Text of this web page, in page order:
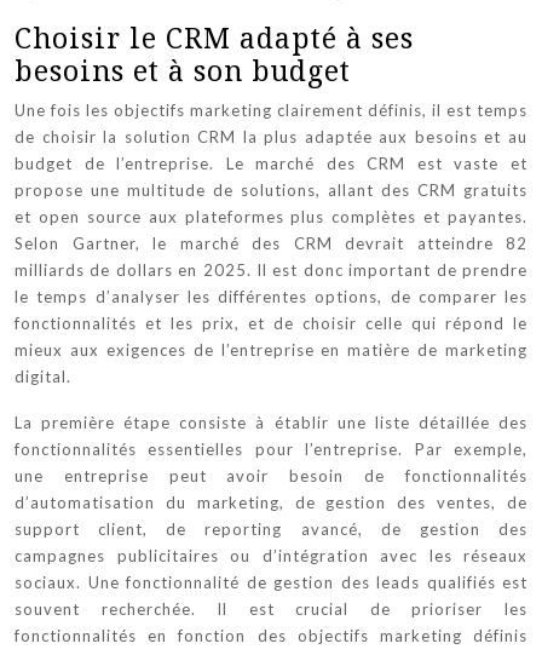
Choisir le CRM adapté à ses
besoins et à son budget
Une fois les objectifs marketing clairement définis, il est temps
de choisir la solution CRM la plus adaptée aux besoins et au
budget de l’entreprise. Le marché des CRM est vaste et
propose une multitude de solutions, allant des CRM gratuits
et open source aux plateformes plus complètes et payantes.
Selon Gartner, le marché des CRM devrait atteindre 82
milliards de dollars en 2025. Il est donc important de prendre
le temps d’analyser les différentes options, de comparer les
fonctionnalités et les prix, et de choisir celle qui répond le
mieux aux exigences de l’entreprise en matière de marketing
digital.
La première étape consiste à établir une liste détaillée des
fonctionnalités essentielles pour l’entreprise. Par exemple,
une entreprise peut avoir besoin de fonctionnalités
d’automatisation du marketing, de gestion des ventes, de
support client, de reporting avancé, de gestion des
campagnes publicitaires ou d’intégration avec les réseaux
sociaux. Une fonctionnalité de gestion des leads qualifiés est
souvent recherchée. Il est crucial de prioriser les
fonctionnalités en fonction des objectifs marketing définis